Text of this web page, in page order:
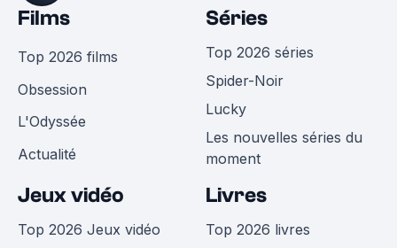
Films
Top 2026 films
Obsession
L'Odyssée
Actualité
Séries
Top 2026 séries
Spider-Noir
Lucky
Les nouvelles séries du
moment
Jeux vidéo
Top 2026 Jeux vidéo
Livres
Top 2026 livres